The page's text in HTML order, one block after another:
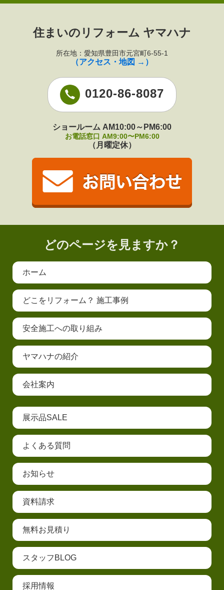
住まいのリフォーム ヤマハナ
所在地：愛知県豊田市元宮町6-55-1
（アクセス・地図 →）
0120-86-8087
ショールーム AM10:00～PM6:00
お電話窓口 AM9:00〜PM6:00
（月曜定休）
どのページを見ますか？
ホーム
どこをリフォーム？ 施工事例
安全施工への取り組み
ヤマハナの紹介
会社案内
展示品SALE
よくある質問
お知らせ
資料請求
無料お見積り
スタッフBLOG
採用情報